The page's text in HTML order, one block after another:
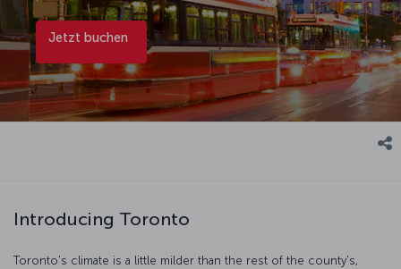
Jetzt buchen
Introducing Toronto
Toronto's climate is a little milder than the rest of the county's,